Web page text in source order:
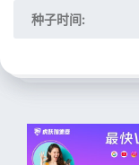
种子时间: